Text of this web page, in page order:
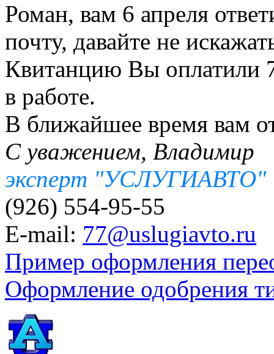
Роман, вам 6 апреля
почту, давайте не
Квитанцию Вы оплатили
в работе.
В ближайшее время вам
С уважением, Владимир
эксперт "УСЛУГИАВТО"
(926) 554-95-55
E-mail: 77@uslugiavto.ru
Пример оформления
Оформление одобрения